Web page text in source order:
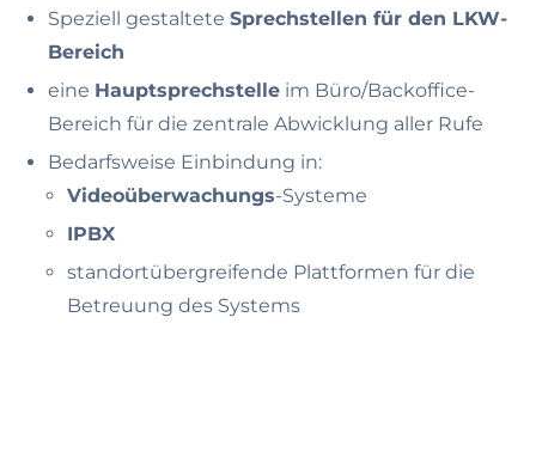
Speziell gestaltete Sprechstellen für den LKW-
Bereich
eine Hauptsprechstelle im Büro/Backoffice-
Bereich für die zentrale Abwicklung aller Rufe
Bedarfsweise Einbindung in:
Videoüberwachungs-Systeme
IPBX
standortübergreifende Plattformen für die
Betreuung des Systems